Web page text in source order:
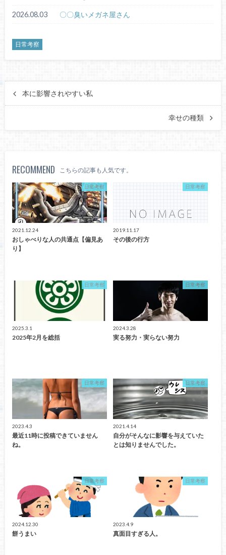
2026.08.03 〇〇臭いメガネ屋さん
日常考察
本に影響されやすい私
幸せの種類
RECOMMEND こちらの記事も人気です。
日常考察
2021.12.24
おしゃべりな人の共通点【偏見あ
り】
日常考察
2019.11.17
その後の行方
日常考察
2025.3.1
2025年2月を総括
日常考察
2024.3.28
実る努力・実らない努力
日常考察
2023.4.3
最近11時に投稿できていません
ね。
日常考察
2021.4.14
自分がそんなに影響を与えていた
とは知りませんでした。
日常考察
2024.12.30
餅うまい
日常考察
2023.4.9
真面目すぎる人。